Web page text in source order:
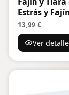
Estrás y
13,99 €
Ver